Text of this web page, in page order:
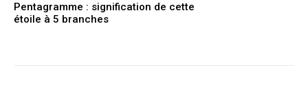
Pentagramme : signification de cette
étoile à 5 branches